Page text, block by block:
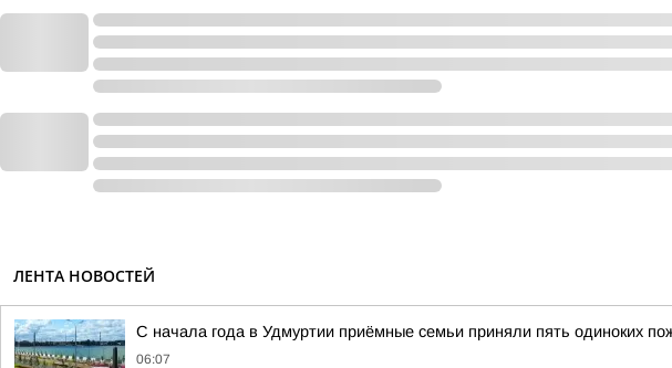
ЛЕНТА НОВОСТЕЙ
С начала года в Удмуртии приёмные семьи приняли пять одиноких
06:07